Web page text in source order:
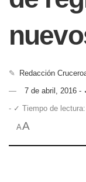
✎
Redacción
7 de abril, 2016 -
- ✓ Tiempo de
AA